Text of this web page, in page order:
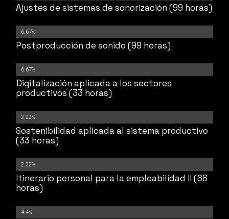
Ajustes de sistemas de sonorización (99 horas)
6.67%
Postproducción de sonido (99 horas)
6.67%
Digitalización aplicada a los sectores
productivos (33 horas)
2.22%
Sostenibilidad aplicada al sistema productivo
(33 horas)
2.22%
Itinerario personal para la empleabilidad II (66
horas)
4.4%